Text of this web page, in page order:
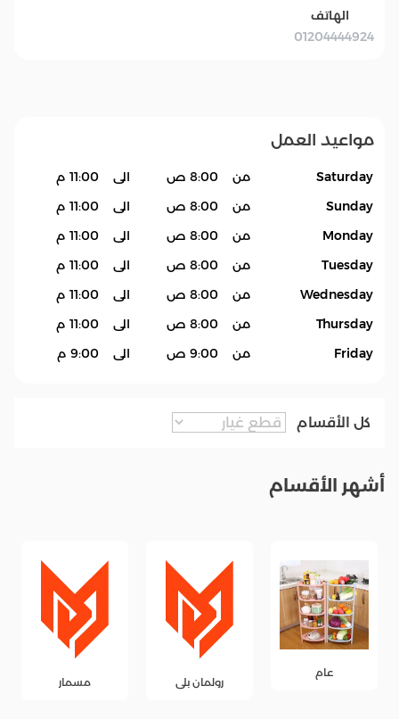
الهاتف
01204444924
مواعيد العمل
Saturday من 8:00 ص الى
11:00 م
Sunday
من 8:00 ص الى
11:00 م
Monday
من 8:00 ص الى
11:00 م
Tuesday
من 8:00 ص الى
11:00 م
Wednesday
من 8:00 ص الى
11:00 م
Thursday
من 8:00 ص الى
11:00 م
Friday
من 9:00 ص الى 9:00 م
كل الأقسام
أشهر الأقسام
عام
رولمان بلى مسمار